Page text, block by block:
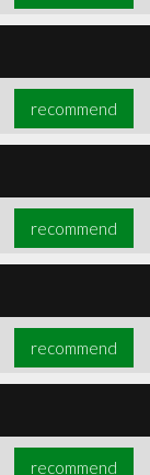
recommend
recommend
recommend
recommend